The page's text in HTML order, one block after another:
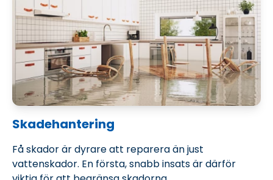
Skadehantering
Få skador är dyrare att reparera än just
vattenskador. En första, snabb insats är därför